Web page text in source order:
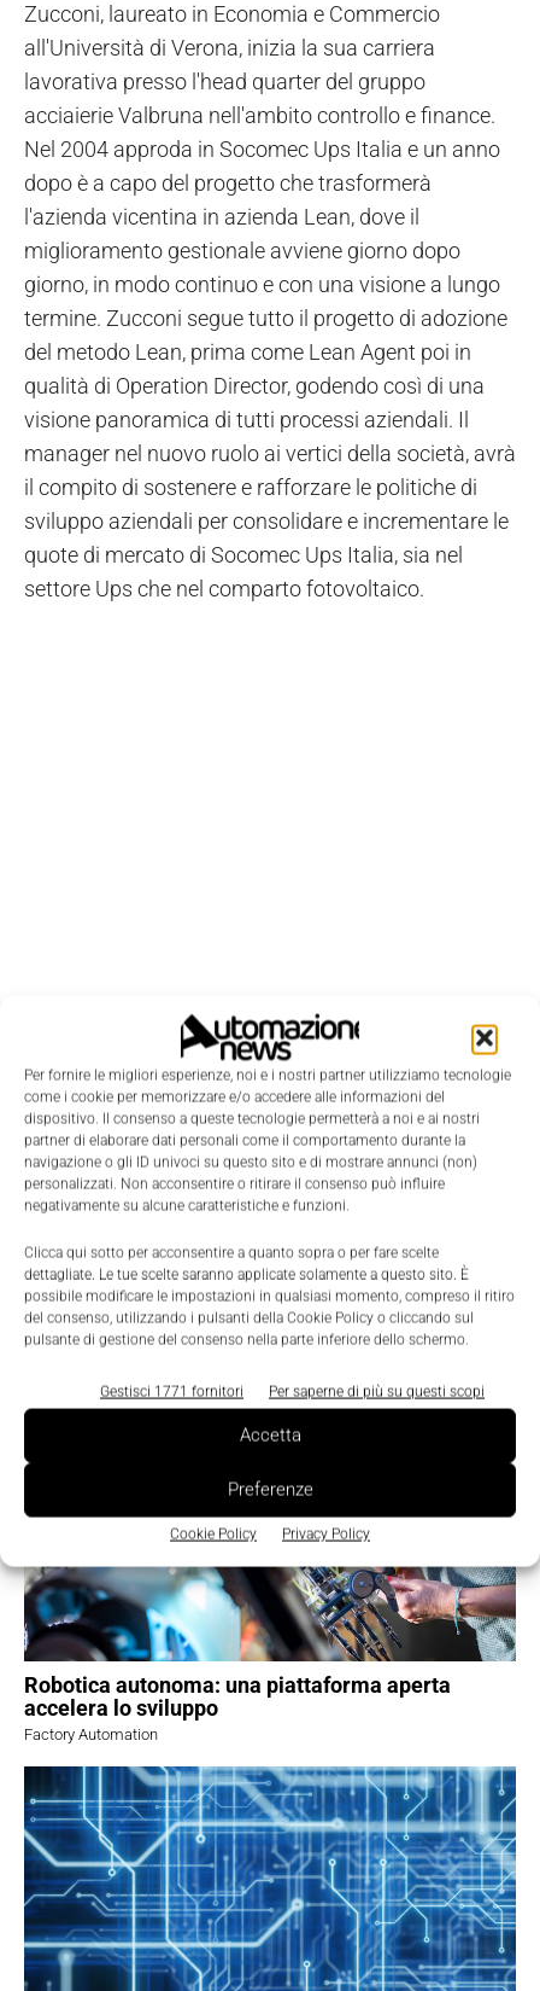
Per fornire le migliori esperienze, noi e i nostri partner utilizziamo tecnologie
come i cookie per memorizzare e/o accedere alle informazioni del
dispositivo. Il consenso a queste tecnologie permetterà a noi e ai nostri
partner di elaborare dati personali come il comportamento durante la
navigazione o gli ID univoci su questo sito e di mostrare annunci (non)
personalizzati. Non acconsentire o ritirare il consenso può influire
negativamente su alcune caratteristiche e funzioni.
Clicca qui sotto per acconsentire a quanto sopra o per fare scelte
dettagliate. Le tue scelte saranno applicate solamente a questo sito. È
possibile modificare le impostazioni in qualsiasi momento, compreso il ritiro
del consenso, utilizzando i pulsanti della Cookie Policy o cliccando sul
pulsante di gestione del consenso nella parte inferiore dello schermo.
Gestisci 1771 fornitori Per saperne di più su questi scopi
Accetta
Preferenze
Cookie Policy Privacy Policy
LEGGI LA RIVISTA ⇢
TI POTREBBERO INTERESSARE ⇢
Robotica autonoma: una piattaforma aperta
accelera lo sviluppo
Factory Automation
Zucconi, laureato in Economia e Commercio
all'Università di Verona, inizia la sua carriera
lavorativa presso l'head quarter del gruppo
acciaierie Valbruna nell'ambito controllo e finance.
Nel 2004 approda in Socomec Ups Italia e un anno
dopo è a capo del progetto che trasformerà
l'azienda vicentina in azienda Lean, dove il
miglioramento gestionale avviene giorno dopo
giorno, in modo continuo e con una visione a lungo
termine. Zucconi segue tutto il progetto di adozione
del metodo Lean, prima come Lean Agent poi in
qualità di Operation Director, godendo così di una
visione panoramica di tutti processi aziendali. Il
manager nel nuovo ruolo ai vertici della società, avrà
il compito di sostenere e rafforzare le politiche di
sviluppo aziendali per consolidare e incrementare le
quote di mercato di Socomec Ups Italia, sia nel
settore Ups che nel comparto fotovoltaico.